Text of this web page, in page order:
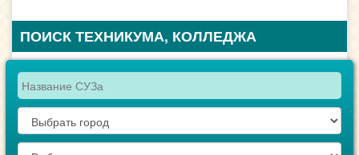
ПОИСК ТЕХНИКУМА, КОЛЛЕДЖА